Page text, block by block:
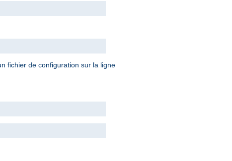
fichier de configuration sur la ligne